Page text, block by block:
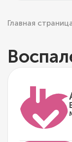
Главная